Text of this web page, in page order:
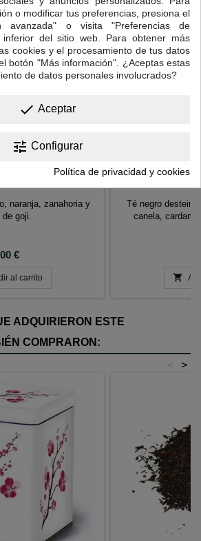
naranja, zanahoria y
de goji.
€
al carrito
Té negro
canela,

ADQUIRIERON ESTE
COMPRARON:
>
<
o modificar tus preferencias, presiona el
avanzada" o visita "Preferencias de
del sitio web. Para obtener más
cookies y el procesamiento de tus datos
botón "Más información". ¿Aceptas estas
de datos personales involucrados?
done Aceptar
tune Configurar
Política de privacidad y cookies